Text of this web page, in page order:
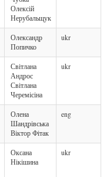
Олексій
Нерубальщук
Олександр
Попичко
ukr
Світлана
Андрос
Світлана
Черемісіна
ukr
Олена
Шандрівська
Віктор Фітак
eng
Оксана
Нікішина
ukr